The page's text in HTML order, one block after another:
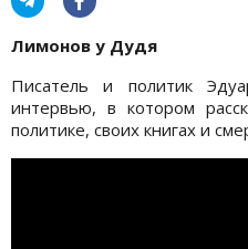
Лимонов у Дудя
Писатель и политик
интервью, в котором
политике, своих книгах и